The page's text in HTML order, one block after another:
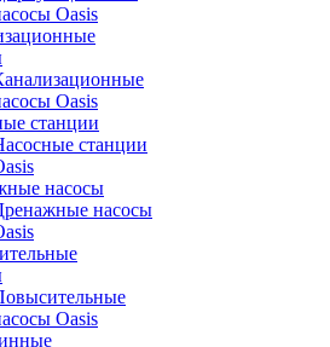
Oasis
Oasis
станции
станции
насосы
насосы
Oasis